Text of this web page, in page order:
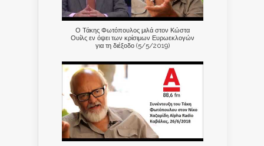
Ο Τάκης Φωτόπουλος μιλά στον Κώστα
Ουίλς εν όψει των κρίσιμων Ευρωεκλογών
για τη διέξοδο (5/5/2019)